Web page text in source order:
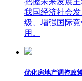
我国经济社会
级、增强国际
用。
优化房地产调控政